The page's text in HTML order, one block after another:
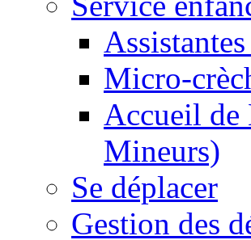
Micro-
Accueil
Mineurs)
Se déplacer
Gestion des